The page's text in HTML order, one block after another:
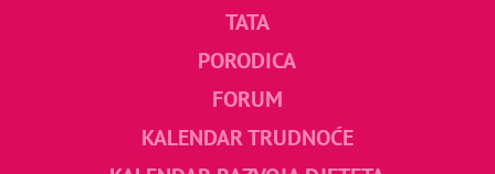
TATA
PORODICA
FORUM
KALENDAR TRUDNOĆE